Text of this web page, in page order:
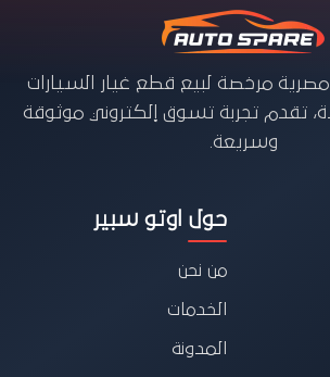
مرخصة لبيع قطع غيار السيارات
تقدم تجربة تسوق إلكتروني موثوقة
وسريعة.
حول اوتو سبير
من نحن
الخدمات
المدونة